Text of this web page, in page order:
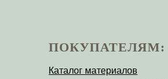
ПОКУПАТЕЛЯМ:
Каталог материалов